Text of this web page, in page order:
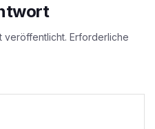
veröffentlicht. Erforderliche